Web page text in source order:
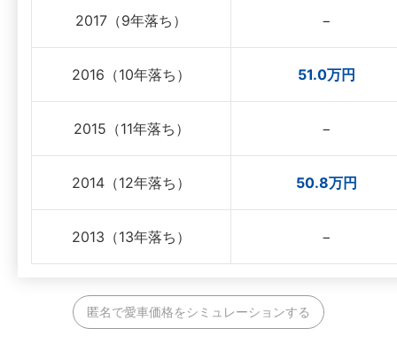
2017（9年落ち） −
2016（10年落ち） 51.0万円
2015（11年落ち） −
2014（12年落ち） 50.8万円
2013（13年落ち） −
匿名で愛車価格をシミュレーションする